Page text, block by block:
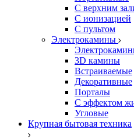
С верхним
С ионизацией
С пультом
Электрокамины
3D камины
Встраиваемые
Декоративные
Порталы
С эффектом
Угловые
Крупная бытовая техника